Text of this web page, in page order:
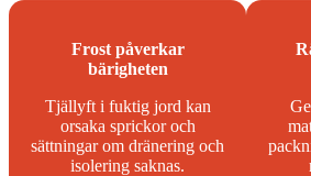
Frost påverkar
bärigheten
Tjällyft i fuktig jord kan
orsaka sprickor och
sättningar om dränering och
isolering saknas.